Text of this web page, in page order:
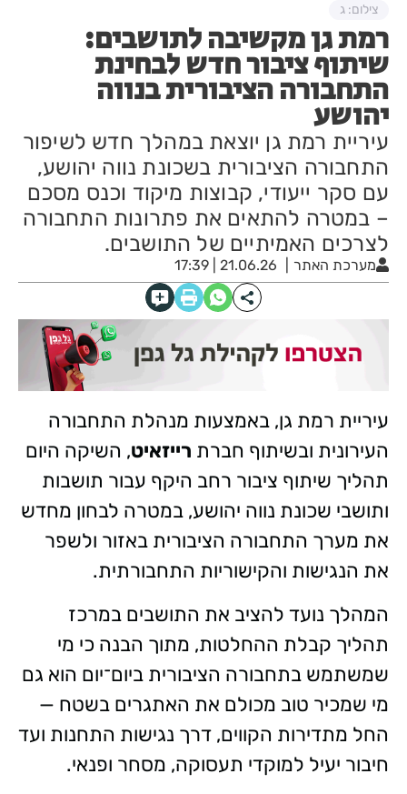
רמת גן מקשיבה לתושבים:
שיתוף ציבור חדש לבחינת
התחבורה הציבורית בנווה
יהושע
עיריית רמת גן יוצאת במהלך חדש לשיפור
התחבורה הציבורית בשכונת נווה יהושע,
עם סקר ייעודי, קבוצות מיקוד וכנס מסכם
– במטרה להתאים את פתרונות התחבורה
לצרכים האמיתיים של התושבים.
מערכת האתר 21.06.26 | 17:39
צילום: ג
עיריית רמת גן, באמצעות מנהלת התחבורה
העירונית ובשיתוף חברת רייזאיט, השיקה היום
תהליך שיתוף ציבור רחב היקף עבור תושבות
ותושבי שכונת נווה יהושע, במטרה לבחון מחדש
את מערך התחבורה הציבורית באזור ולשפר
את הנגישות והקישוריות התחבורתית.
המהלך נועד להציב את התושבים במרכז
תהליך קבלת ההחלטות, מתוך הבנה כי מי
שמשתמש בתחבורה הציבורית ביום־יום הוא גם
מי שמכיר טוב מכולם את האתגרים בשטח —
החל מתדירות הקווים, דרך נגישות התחנות ועד
חיבור יעיל למוקדי תעסוקה, מסחר ופנאי.